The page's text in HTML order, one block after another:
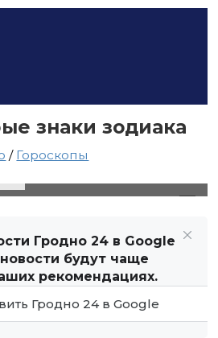
знаки зодиака
/ Гороскопы
Гродно 24 в Google
будут чаще
рекомендациях.
Гродно 24 в Google